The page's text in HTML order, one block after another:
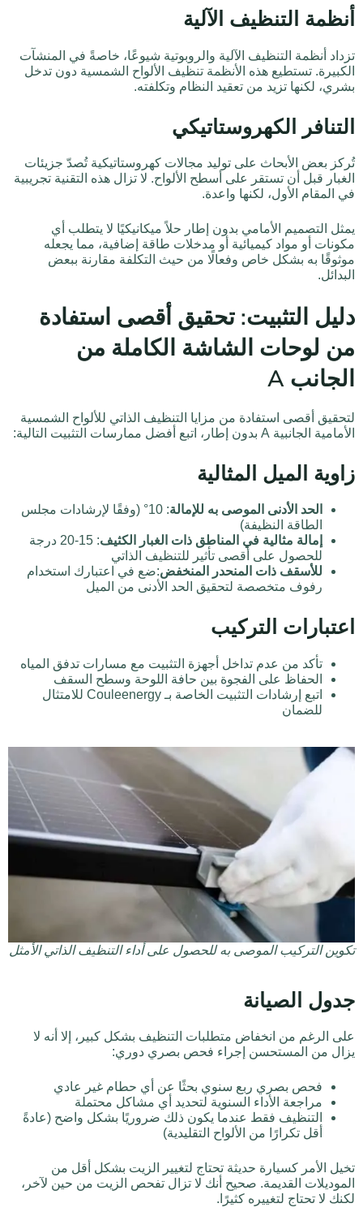
أنظمة التنظيف الآلية
تزداد أنظمة التنظيف الآلية والروبوتية شيوعًا، خاصةً في المنشآت
الكبيرة. تستطيع هذه الأنظمة تنظيف الألواح الشمسية دون تدخل
بشري، لكنها تزيد من تعقيد النظام وتكلفته.
التنافر الكهروستاتيكي
تُركز بعض الأبحاث على توليد مجالات كهروستاتيكية تُصدّ جزيئات
الغبار قبل أن تستقر على أسطح الألواح. لا تزال هذه التقنية تجريبية
في المقام الأول، لكنها واعدة.
يمثل التصميم الأمامي بدون إطار حلاً ميكانيكيًا لا يتطلب أي
مكونات أو مواد كيميائية أو مدخلات طاقة إضافية، مما يجعله
موثوقًا به بشكل خاص وفعالًا من حيث التكلفة مقارنة ببعض
البدائل.
دليل التثبيت: تحقيق أقصى استفادة
من لوحات الشاشة الكاملة من
الجانب A
لتحقيق أقصى استفادة من مزايا التنظيف الذاتي للألواح الشمسية
الأمامية الجانبية A بدون إطار، اتبع أفضل ممارسات التثبيت التالية:
زاوية الميل المثالية
الحد الأدنى الموصى به للإمالة
: 10° (وفقًا لإرشادات مجلس
الطاقة النظيفة)
إمالة مثالية في المناطق ذات الغبار الكثيف
: 15-20 درجة
للحصول على أقصى تأثير للتنظيف الذاتي
للأسقف ذات المنحدر المنخفض:ضع في اعتبارك استخدام
رفوف متخصصة لتحقيق الحد الأدنى من الميل
اعتبارات التركيب
تأكد من عدم تداخل أجهزة التثبيت مع مسارات تدفق المياه
الحفاظ على الفجوة بين حافة اللوحة وسطح السقف
اتبع إرشادات التثبيت الخاصة بـ Couleenergy للامتثال
للضمان
تكوين التركيب الموصى به للحصول على أداء التنظيف الذاتي الأمثل
جدول الصيانة
على الرغم من انخفاض متطلبات التنظيف بشكل كبير، إلا أنه لا
يزال من المستحسن إجراء فحص بصري دوري:
فحص بصري ربع سنوي بحثًا عن أي حطام غير عادي
مراجعة الأداء السنوية لتحديد أي مشاكل محتملة
التنظيف فقط عندما يكون ذلك ضروريًا بشكل واضح (عادةً
أقل تكرارًا من الألواح التقليدية)
تخيل الأمر كسيارة حديثة تحتاج لتغيير الزيت بشكل أقل من
الموديلات القديمة. صحيح أنك لا تزال تفحص الزيت من حين لآخر،
لكنك لا تحتاج لتغييره كثيرًا.